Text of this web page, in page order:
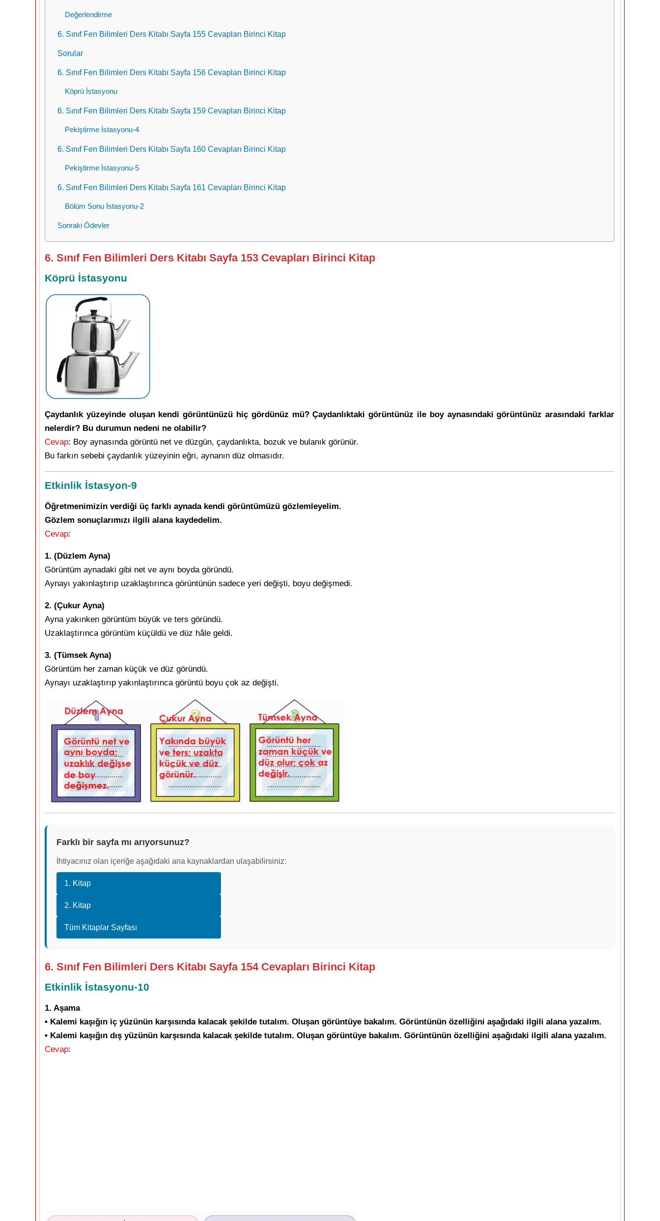
Değerlendirme
6. Sınıf Fen Bilimleri Ders Kitabı Sayfa 155 Cevapları Birinci Kitap
Sorular
6. Sınıf Fen Bilimleri Ders Kitabı Sayfa 156 Cevapları Birinci Kitap
Köprü İstasyonu
6. Sınıf Fen Bilimleri Ders Kitabı Sayfa 159 Cevapları Birinci Kitap
Pekiştirme İstasyonu-4
6. Sınıf Fen Bilimleri Ders Kitabı Sayfa 160 Cevapları Birinci Kitap
Pekiştirme İstasyonu-5
6. Sınıf Fen Bilimleri Ders Kitabı Sayfa 161 Cevapları Birinci Kitap
Bölüm Sonu İstasyonu-2
Sonraki Ödevler
6. Sınıf Fen Bilimleri Ders Kitabı Sayfa 153 Cevapları Birinci Kitap
Köprü İstasyonu
Çaydanlık yüzeyinde oluşan kendi görüntünüzü hiç gördünüz mü? Çaydanlıktaki görüntünüz ile boy aynasındaki görüntünüz arasındaki farklar
nelerdir? Bu durumun nedeni ne olabilir?
Cevap: Boy aynasında görüntü net ve düzgün, çaydanlıkta, bozuk ve bulanık görünür.
Bu farkın sebebi çaydanlık yüzeyinin eğri, aynanın düz olmasıdır.
Etkinlik İstasyon-9
Öğretmenimizin verdiği üç farklı aynada kendi görüntümüzü gözlemleyelim.
Gözlem sonuçlarımızı ilgili alana kaydedelim.
Cevap:
1. (Düzlem Ayna)
Görüntüm aynadaki gibi net ve aynı boyda göründü.
Aynayı yakınlaştırıp uzaklaştırınca görüntünün sadece yeri değişti, boyu değişmedi.
2. (Çukur Ayna)
Ayna yakınken görüntüm büyük ve ters göründü.
Uzaklaştırınca görüntüm küçüldü ve düz hâle geldi.
3. (Tümsek Ayna)
Görüntüm her zaman küçük ve düz göründü.
Aynayı uzaklaştırıp yakınlaştırınca görüntü boyu çok az değişti.
Farklı bir sayfa mı arıyorsunuz?
İhtiyacınız olan içeriğe aşağıdaki ana kaynaklardan ulaşabilirsiniz:
1. Kitap
2. Kitap
Tüm Kitaplar Sayfası
6. Sınıf Fen Bilimleri Ders Kitabı Sayfa 154 Cevapları Birinci Kitap
Etkinlik İstasyonu-10
1. Aşama
• Kalemi kaşığın iç yüzünün karşısında kalacak şekilde tutalım. Oluşan görüntüye bakalım. Görüntünün özelliğini aşağıdaki ilgili alana yazalım.
• Kalemi kaşığın dış yüzünün karşısında kalacak şekilde tutalım. Oluşan görüntüye bakalım. Görüntünün özelliğini aşağıdaki ilgili alana yazalım.
Cevap: